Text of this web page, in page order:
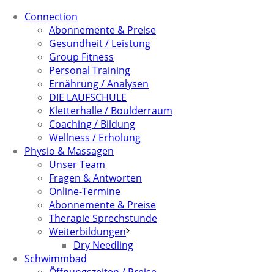
Connection
Abonnemente & Preise
Gesundheit / Leistung
Group Fitness
Personal Training
Ernährung / Analysen
DIE LAUFSCHULE
Kletterhalle / Boulderraum
Coaching / Bildung
Wellness / Erholung
Physio & Massagen
Unser Team
Fragen & Antworten
Online-Termine
Abonnemente & Preise
Therapie Sprechstunde
Weiterbildungen
Dry Needling
Schwimmbad